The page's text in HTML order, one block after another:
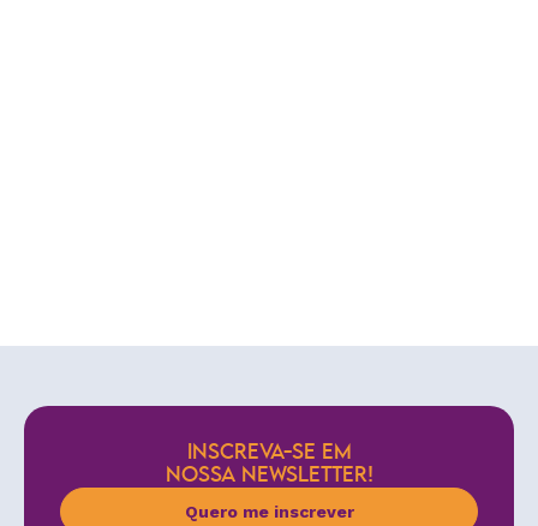
INSCREVA-SE EM
NOSSA NEWSLETTER!
Quero me inscrever